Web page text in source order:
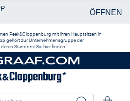
Peek&Cloppenburg mit ihren Hauptsitzen in
gehört zur Unternehmensgruppe der
Standorte Sie hierfinden.
ÖFFNEN